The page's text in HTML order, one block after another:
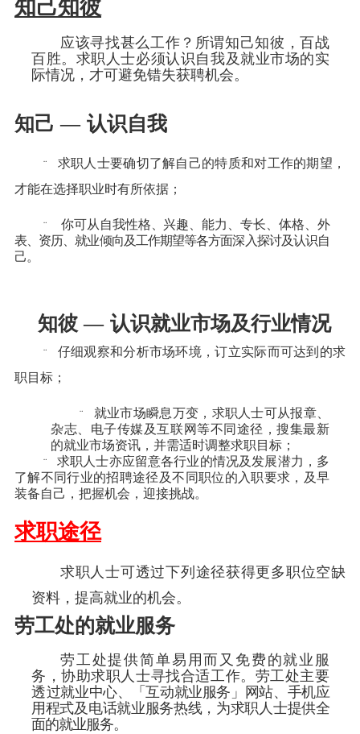
知己知彼
应该寻找甚么工作？所谓知己知彼，百战
百胜。求职人士必须认识自我及就业市场的实
际情况，才可避免错失获聘机会。
知己— 认识自我
¨
求职人士要确切了解自己的特质和对工作的期望，
才能在选择职业时有所依据；
¨
你可从自我性格、兴趣、能力、专长、体格、外
表、资历、就业倾向及工作期望等各方面深入探讨及认识自
己。
知彼— 认识就业市场及行业情况
¨
仔细观察和分析市场环境，订立实际而可达到的求
职目标；
¨
就业市场瞬息万变，求职人士可从报章、
杂志、电子传媒及互联网等不同途径，搜集最新
的就业市场资讯，并需适时调整求职目标；
¨
求职人士亦应留意各行业的情况及发展潜力，多
了解不同行业的招聘途径及不同职位的入职要求，及早
装备自己，把握机会，迎接挑战。
求职途径
求职人士可透过下列途径获得更多职位空缺
资料，提高就业的机会。
劳工处的就业服务
劳工处提供简单易用而又免费的就业服
务，协助求职人士寻找合适工作。劳工处主要
透过就业中心、「互动就业服务」网站、手机应
用程式及电话就业服务热线，为求职人士提供全
面的就业服务。